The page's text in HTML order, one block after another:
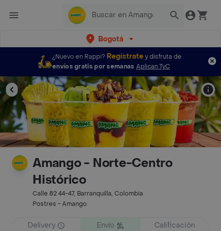
Bogotá
¿Nuevo en Rappi? Regístratey disfruta de
envíos gratis por semanas Aplican TyC
Amango - Norte-Centro
Histórico
Calle 82 44-47, Barranquilla, Colombia
Postres - Amango
Delivery
Envío
Calificación